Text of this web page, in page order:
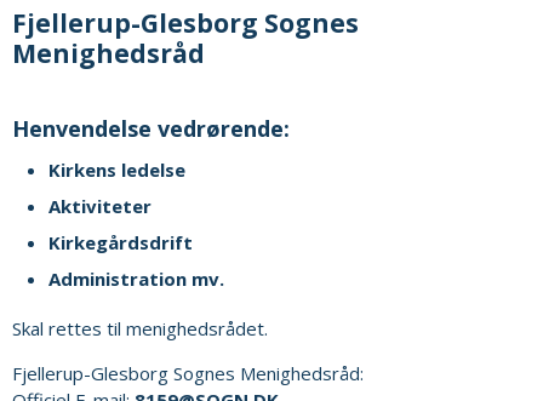
Fjellerup-Glesborg Sognes
Menighedsråd
Henvendelse vedrørende:
Kirkens ledelse
Aktiviteter
Kirkegårdsdrift
Administration mv.
Skal rettes til menighedsrådet.
Fjellerup-Glesborg Sognes Menighedsråd: